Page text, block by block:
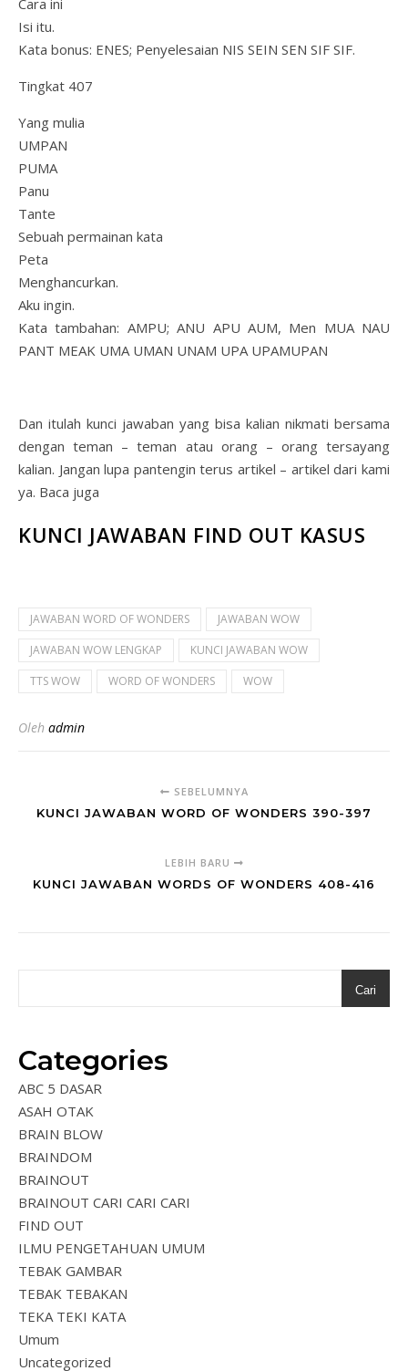
Cara ini
Isi itu.
Kata bonus: ENES; Penyelesaian NIS SEIN SEN SIF SIF.
Tingkat 407
Yang mulia
UMPAN
PUMA
Panu
Tante
Sebuah permainan kata
Peta
Menghancurkan.
Aku ingin.
Kata tambahan: AMPU; ANU APU AUM, Men MUA NAU
PANT MEAK UMA UMAN UNAM UPA UPAMUPAN
Dan itulah kunci jawaban yang bisa kalian nikmati bersama
dengan teman – teman atau orang – orang tersayang
kalian. Jangan lupa pantengin terus artikel – artikel dari kami
ya. Baca juga
KUNCI JAWABAN FIND OUT KASUS
JAWABAN WORD OF WONDERS
JAWABAN WOW
JAWABAN WOW LENGKAP
KUNCI JAWABAN WOW
TTS WOW
WORD OF WONDERS WOW
Oleh admin
SEBELUMNYA
KUNCI JAWABAN WORD OF WONDERS 390-397
LEBIH BARU
KUNCI JAWABAN WORDS OF WONDERS 408-416
Cari
Categories
ABC 5 DASAR
ASAH OTAK
BRAIN BLOW
BRAINDOM
BRAINOUT
BRAINOUT CARI CARI CARI
FIND OUT
ILMU PENGETAHUAN UMUM
TEBAK GAMBAR
TEBAK TEBAKAN
TEKA TEKI KATA
Umum
Uncategorized